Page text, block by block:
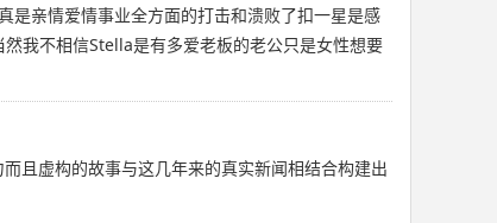
是亲情爱情事业全方面的打击和溃败了扣一星是感
我不相信Stella是有多爱老板的老公只是女性想要
且虚构的故事与这几年来的真实新闻相结合构建出